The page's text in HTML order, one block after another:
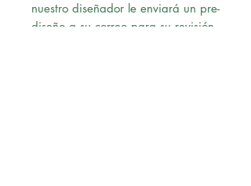
nuestro diseñador le enviará un pre-
diseño a su correo para su revisión.